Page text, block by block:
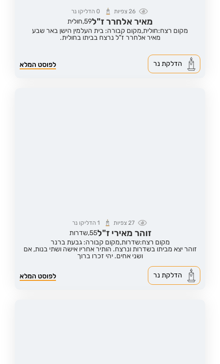
26 צפיות 0הדליקו נר
מאיר אלחרר ז"ל59, חולית
מקום רצח:חולית,מקום קבורה: בית העלמין הישן באר שבע
מאיר אלחרר ז"ל נרצח בביתו בחולית.
לפוסט המלא הדלקת נר
27 צפיות 1הדליקו נר
זוהר מאירי ז"ל55, שדרות
מקום רצח:שדרות,מקום קבורה: גבעת ברנר
זוהר יצא מביתו בשדרות ונרצח. הותיר אחריו אישה ושתי בנות, אם
ושני אחים. יהי זכרו ברוך
לפוסט המלא הדלקת נר